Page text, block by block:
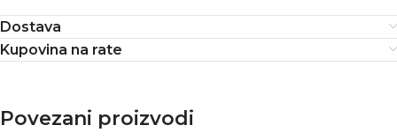
Dostava
Kupovina na rate
Povezani proizvodi